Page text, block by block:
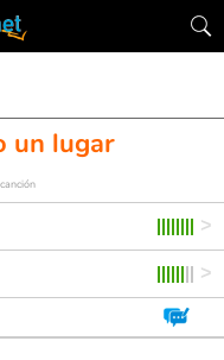
un lugar